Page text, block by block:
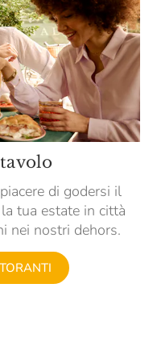
di godersi il
tua estate in città
nei nostri dehors.